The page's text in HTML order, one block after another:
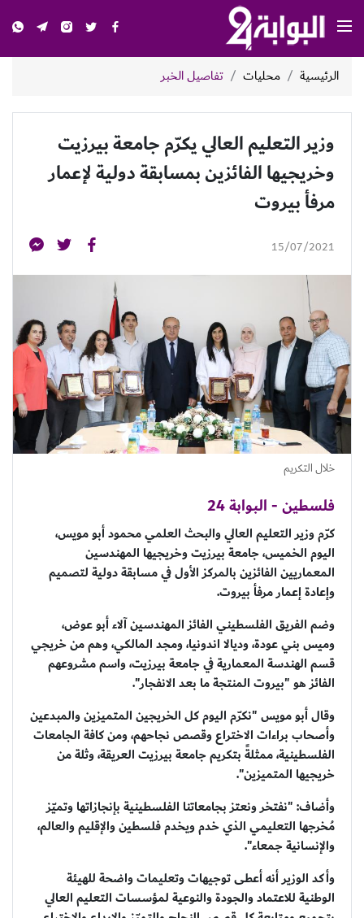
الرئيسية محليات تفاصيل الخبر
وزير التعليم العالي يكرّم جامعة بيرزيت
وخريجيها الفائزين بمسابقة دولية لإعمار
مرفأ بيروت
15/07/2021
خلال التكريم
فلسطين - البوابة 24
كرّم وزير التعليم العالي والبحث العلمي محمود أبو مويس،
اليوم الخميس، جامعة بيرزيت وخريجيها المهندسين
المعماريين الفائزين بالمركز الأول في مسابقة دولية لتصميم
وإعادة إعمار مرفأ بيروت.
وضم الفريق الفلسطيني الفائز المهندسين آلاء أبو عوض،
وميس بني عودة، وديالا اندونيا، ومجد المالكي، وهم من خريجي
قسم الهندسة المعمارية في جامعة بيرزيت، واسم مشروعهم
الفائز هو "بيروت المنتجة ما بعد الانفجار".
وقال أبو مويس "نكرّم اليوم كل الخريجين المتميزين والمبدعين
وأصحاب براءات الاختراع وقصص نجاحهم، ومن كافة الجامعات
الفلسطينية، ممثلةً بتكريم جامعة بيرزيت العريقة، وثلة من
خريجيها المتميزين".
وأضاف: "نفتخر ونعتز بجامعاتنا الفلسطينية بإنجازاتها وتميّز
مُخرجها التعليمي الذي خدم ويخدم فلسطين والإقليم والعالم،
والإنسانية جمعاء".
وأكد الوزير أنه أعطى توجيهات وتعليمات واضحة للهيئة
الوطنية للاعتماد والجودة والنوعية لمؤسسات التعليم العالي